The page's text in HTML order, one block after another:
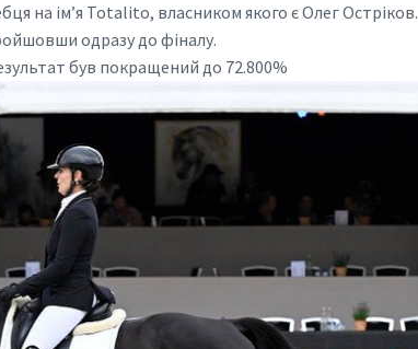
на імʼя Totalito, власником якого є Олег Остріков.
одразу до фіналу.
був покращений до 72.800%